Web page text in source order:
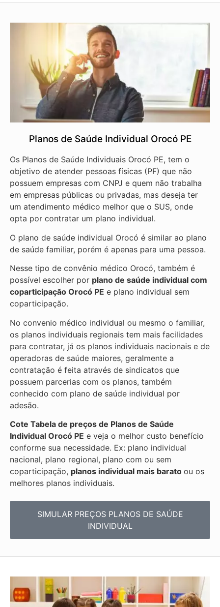
Planos de Saúde Individual Orocó PE
Os Planos de Saúde Individuais Orocó PE, tem o
objetivo de atender pessoas físicas (PF) que não
possuem empresas com CNPJ e quem não trabalha
em empresas públicas ou privadas, mas deseja ter
um atendimento médico melhor que o SUS, onde
opta por contratar um plano individual.
O plano de saúde individual Orocó é similar ao plano
de saúde familiar, porém é apenas para uma pessoa.
Nesse tipo de convênio médico Orocó, também é
possível escolher por plano de saúde individual com
coparticipação Orocó PE e plano individual sem
coparticipação.
No convenio médico individual ou mesmo o familiar,
os planos individuais regionais tem mais facilidades
para contratar, já os planos individuais nacionais e de
operadoras de saúde maiores, geralmente a
contratação é feita através de sindicatos que
possuem parcerias com os planos, também
conhecido com plano de saúde individual por
adesão.
Cote Tabela de preços de Planos de Saúde
Individual Orocó PE e veja o melhor custo benefício
conforme sua necessidade. Ex: plano individual
nacional, plano regional, plano com ou sem
coparticipação, planos individual mais barato ou os
melhores planos individuais.
SIMULAR PREÇOS PLANOS DE SAÚDE
INDIVIDUAL